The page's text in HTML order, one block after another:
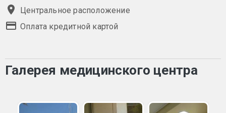
Центральное расположение
Оплата кредитной картой
Галерея медицинского центра